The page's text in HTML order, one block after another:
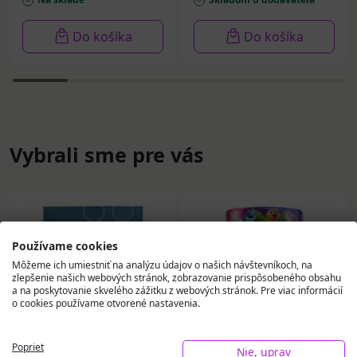
Do košíka Do košíka
Vybrali sme pre vás
Používame cookies
Môžeme ich umiestniť na analýzu údajov o našich návštevníkoch, na
zlepšenie našich webových stránok, zobrazovanie prispôsobeného obsahu
a na poskytovanie skvelého zážitku z webových stránok. Pre viac informácií
o cookies používame otvorené nastavenia.
Poprieť
Nie, uprav